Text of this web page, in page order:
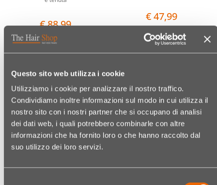
Questo sito web utilizza i cookie
Utilizziamo i cookie per analizzare il nostro traffico.
Condividiamo inoltre informazioni sul modo in cui utilizza il
nostro sito con i nostri partner che si occupano di analisi
dei dati web, i quali potrebbero combinarle con altre
informazioni che ha fornito loro o che hanno raccolto dal
suo utilizzo dei loro servizi.
€ 88,99
€ 47,99
Quantità
"DSN"
"DSL"